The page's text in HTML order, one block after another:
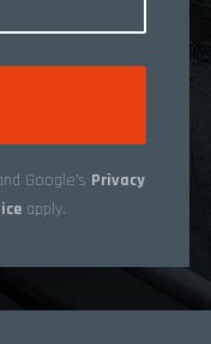
Google’s Privacy
apply.